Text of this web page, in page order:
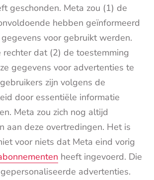
geschonden. Meta zou (1) de
hebben geïnformeerd
voor gebruikt werden.
rechter dat (2) de toestemming
gegevens voor advertenties te
zijn volgens de
door essentiële informatie
Meta zou zich nog altijd
aan deze overtredingen. Het is
voor niets dat Meta eind vorig
heeft ingevoerd. Die
advertenties.